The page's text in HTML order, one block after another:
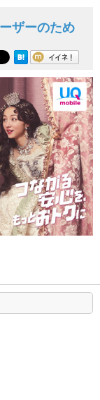
ザーのため